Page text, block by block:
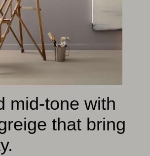
mid-tone with
that bring